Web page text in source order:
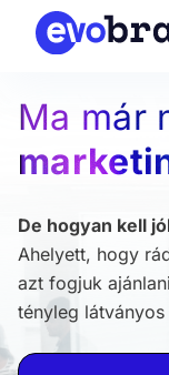
Ma már
De hogyan kell
Ahelyett, hogy
azt fogjuk
tényleg